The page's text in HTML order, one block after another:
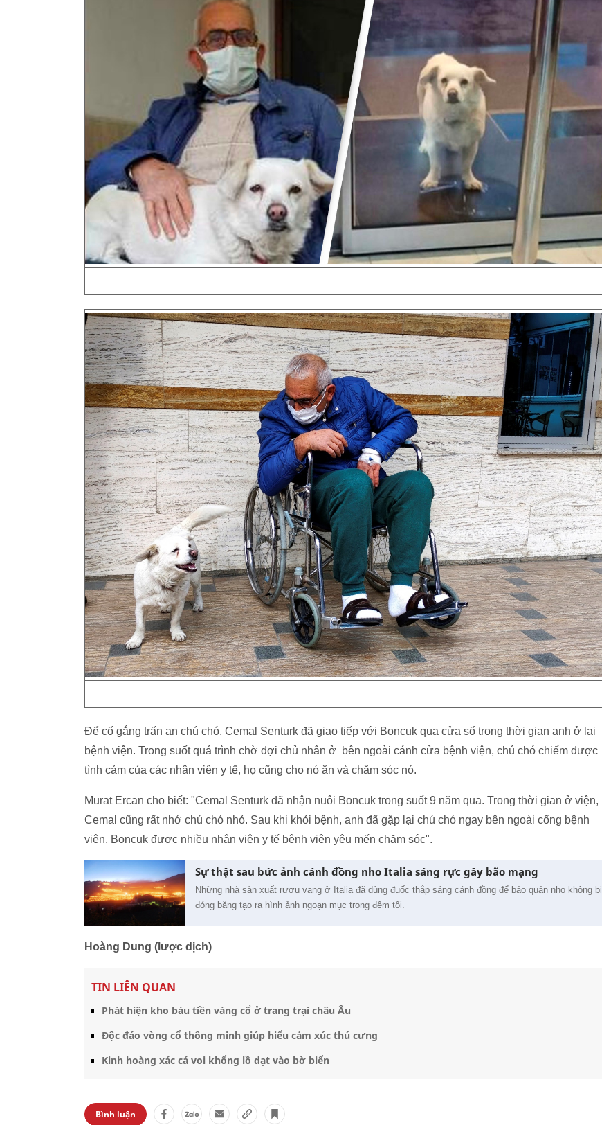
Để cố gắng trấn an chú chó, Cemal Senturk đã giao tiếp với Boncuk qua cửa sổ trong thời gian anh ở lại
bệnh viện. Trong suốt quá trình chờ đợi chủ nhân ở bên ngoài cánh cửa bệnh viện, chú chó chiếm được
tình cảm của các nhân viên y tế, họ cũng cho nó ăn và chăm sóc nó.
Murat Ercan cho biết: "Cemal Senturk đã nhận nuôi Boncuk trong suốt 9 năm qua. Trong thời gian ở viện,
Cemal cũng rất nhớ chú chó nhỏ. Sau khi khỏi bệnh, anh đã gặp lại chú chó ngay bên ngoài cổng bệnh
viện. Boncuk được nhiều nhân viên y tế bệnh viện yêu mến chăm sóc".
Sự thật sau bức ảnh cánh đồng nho Italia sáng rực gây bão mạng
Những nhà sản xuất rượu vang ở Italia đã dùng đuốc thắp sáng cánh đồng để bảo quản nho không bị
đóng băng tạo ra hình ảnh ngoạn mục trong đêm tối.
Hoàng Dung (lược dịch)
TIN LIÊN QUAN
Phát hiện kho báu tiền vàng cổ ở trang trại châu Âu
Độc đáo vòng cổ thông minh giúp hiểu cảm xúc thú cưng
Kinh hoàng xác cá voi khổng lồ dạt vào bờ biển
Bình luận